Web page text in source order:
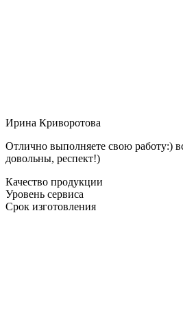
Ирина Криворотова
Отлично выполняете свою работу:)
довольны, респект!)
Качество продукции
Уровень сервиса
Срок изготовления